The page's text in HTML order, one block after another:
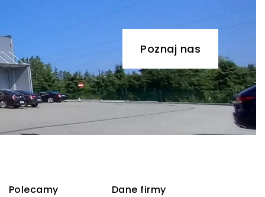
Poznaj nas
Dane firmy
Polecamy